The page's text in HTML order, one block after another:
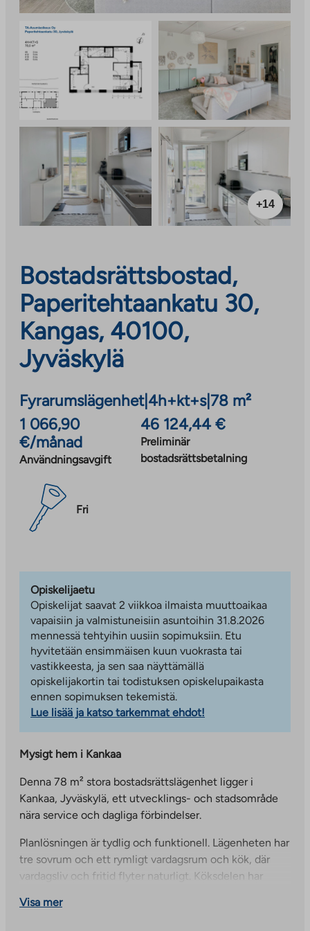
+14
Bostadsrättsbostad,
Paperitehtaankatu 30,
Kangas, 40100,
Jyväskylä
Fyrarumslägenhet| 4h+kt+s| 78 m²
1 066,90
€/månad
Användningsavgift
46 124,44 €
Preliminär
bostadsrättsbetalning
Fri
Opiskelijaetu
Opiskelijat saavat 2 viikkoa ilmaista muuttoaikaa
vapaisiin ja valmistuneisiin asuntoihin 31.8.2026
mennessä tehtyihin uusiin sopimuksiin. Etu
hyvitetään ensimmäisen kuun vuokrasta tai
vastikkeesta, ja sen saa näyttämällä
opiskelijakortin tai todistuksen opiskelupaikasta
ennen sopimuksen tekemistä.
Lue lisää ja katso tarkemmat ehdot!
Mysigt hem i Kankaa
Denna 78 m² stora bostadsrättslägenhet ligger i
Kankaa, Jyväskylä, ett utvecklings- och stadsområde
nära service och dagliga förbindelser.
Planlösningen är tydlig och funktionell. Lägenheten har
tre sovrum och ett rymligt vardagsrum och kök, där
vardagsliv och fritid flyter naturligt. Köksdelen har
trevlig plats för bland annat morgonkaffe.
Visa mer